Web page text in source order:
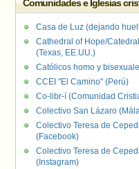
Comunidades e Iglesias
Casa de Luz (dejando
Cathedral of Hope/
(Texas, EE.UU.)
Católicos homo y
CCEI "El Camino" (Perú)
Co-libr-í (Comunidad
Colectivo San Lázaro
Colectivo Teresa de
(Facebook)
Colectivo Teresa de
(Instagram)